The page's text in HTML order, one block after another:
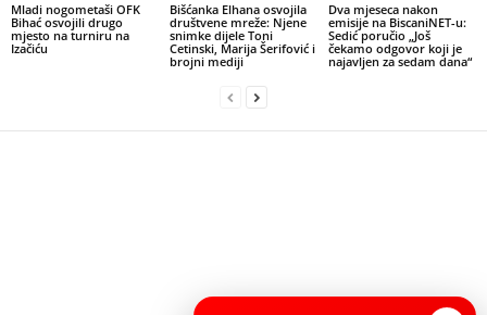
Mladi nogometaši OFK
Bihać osvojili drugo
mjesto na turniru na
Izačiću
Bišćanka Elhana osvojila
društvene mreže: Njene
snimke dijele Toni
Cetinski, Marija Šerifović i
brojni mediji
Dva mjeseca nakon
emisije na BiscaniNET-u:
Sedić poručio „Još
čekamo odgovor koji je
najavljen za sedam dana“